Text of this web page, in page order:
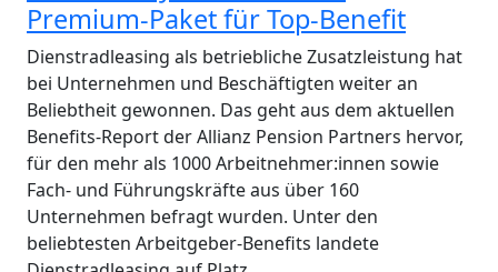
Premium-Paket für Top-Benefit
Dienstradleasing als betriebliche Zusatzleistung hat
bei Unternehmen und Beschäftigten weiter an
Beliebtheit gewonnen. Das geht aus dem aktuellen
Benefits-Report der Allianz Pension Partners hervor,
für den mehr als 1000 Arbeitnehmer:innen sowie
Fach- und Führungskräfte aus über 160
Unternehmen befragt wurden. Unter den
beliebtesten Arbeitgeber-Benefits landete